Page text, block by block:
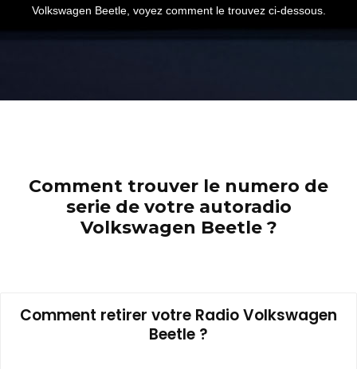
Volkswagen Beetle, voyez comment le trouvez ci-dessous.
Comment trouver le numero de
serie de votre autoradio
Volkswagen Beetle ?
Comment retirer votre Radio Volkswagen
Beetle ?